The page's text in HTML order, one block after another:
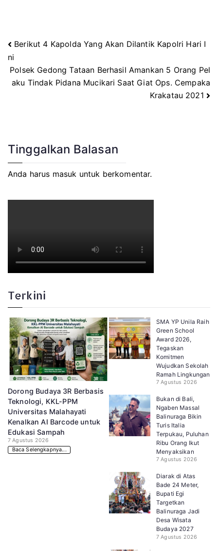
Navigasi
pos
Berikut 4 Kapolda Yang Akan Dilantik Kapolri Hari I
ni
Polsek Gedong Tataan Berhasil Amankan 5 Orang Pel
aku Tindak Pidana Mucikari Saat Giat Ops. Cempaka
Krakatau 2021
Tinggalkan Balasan
Anda harus masuk untuk berkomentar.
Terkini
Dorong Budaya 3R Berbasis
Teknologi, KKL-PPM
Universitas Malahayati
Kenalkan AI Barcode untuk
Edukasi Sampah
7 Agustus 2026
Baca Selengkapnya...
SMA YP Unila Raih
Green School
Award 2026,
Tegaskan
Komitmen
Wujudkan Sekolah
Ramah Lingkungan
7 Agustus 2026
Bukan di Bali,
Ngaben Massal
Balinuraga Bikin
Turis Italia
Terpukau, Puluhan
Ribu Orang Ikut
Menyaksikan
7 Agustus 2026
Diarak di Atas
Bade 24 Meter,
Bupati Egi
Targetkan
Balinuraga Jadi
Desa Wisata
Budaya 2027
7 Agustus 2026